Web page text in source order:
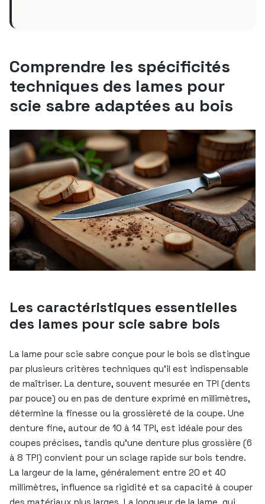
Comprendre les spécificités
techniques des lames pour
scie sabre adaptées au bois
Les caractéristiques essentielles
des lames pour scie sabre bois
La lame pour scie sabre conçue pour le bois se distingue
par plusieurs critères techniques qu’il est indispensable
de maîtriser. La denture, souvent mesurée en TPI (dents
par pouce) ou en pas de denture exprimé en millimètres,
détermine la finesse ou la grossièreté de la coupe. Une
denture fine, autour de 10 à 14 TPI, est idéale pour des
coupes précises, tandis qu’une denture plus grossière (6
à 8 TPI) convient pour un sciage rapide sur bois tendre.
La largeur de la lame, généralement entre 20 et 40
millimètres, influence sa rigidité et sa capacité à couper